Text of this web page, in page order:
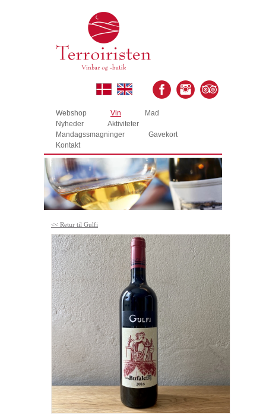
Webshop Vin
Mad
Nyheder
Aktiviteter
Mandagssmagninger
Gavekort
Kontakt
<< Retur til Gulfi